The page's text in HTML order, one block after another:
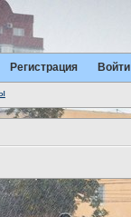
Регистрация Войти